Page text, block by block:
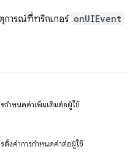
การณ์ที่ทริกเกอร์ onUIEvent
กำหนดค่าเพิ่มเติมต่อผู้ใช้
ตั้งค่าการกำหนดค่าต่อผู้ใช้